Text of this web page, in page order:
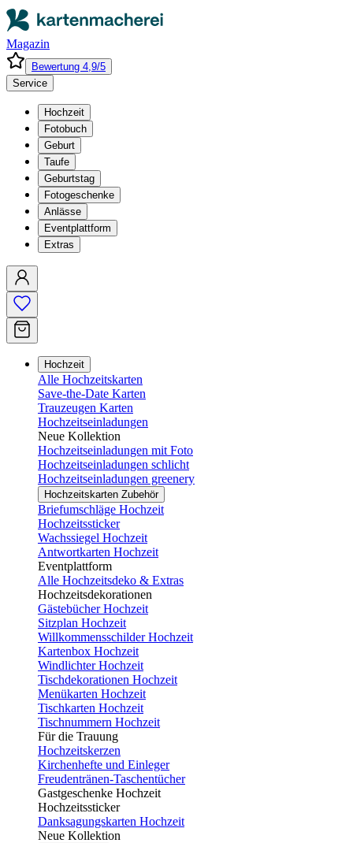
Magazin
Bewertung 4,9/5
Service
Hochzeit
Fotobuch
Geburt
Taufe
Geburtstag
Fotogeschenke
Anlässe
Eventplattform
Extras
Hochzeit
Alle Hochzeitskarten
Save-the-Date Karten
Trauzeugen Karten
Hochzeitseinladungen
Neue Kollektion
Hochzeitseinladungen mit Foto
Hochzeitseinladungen schlicht
Hochzeitseinladungen greenery
Hochzeitskarten Zubehör
Briefumschläge Hochzeit
Hochzeitssticker
Wachssiegel Hochzeit
Antwortkarten Hochzeit
Eventplattform
Alle Hochzeitsdeko & Extras
Hochzeitsdekorationen
Gästebücher Hochzeit
Sitzplan Hochzeit
Willkommensschilder Hochzeit
Kartenbox Hochzeit
Windlichter Hochzeit
Tischdekorationen Hochzeit
Menükarten Hochzeit
Tischkarten Hochzeit
Tischnummern Hochzeit
Für die Trauung
Hochzeitskerzen
Kirchenhefte und Einleger
Freudentränen-Taschentücher
Gastgeschenke Hochzeit
Hochzeitssticker
Danksagungskarten Hochzeit
Neue Kollektion